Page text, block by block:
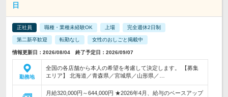
日
正社員 職種・業種未経験OK 上場 完全週休2日制
第二新卒歓迎 転勤なし 女性のおしごと掲載中
情報更新日：2026/08/04 終了予定日：2026/09/07
勤務地
全国の各店舗から本人の希望を考慮して決定します。 【募集
エリア】 北海道／青森県／宮城県／山形県／…
月給320,000円～644,000円 ★2026年4月、給与のベースアップ